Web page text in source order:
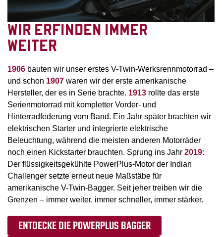
WIR ERFINDEN IMMER
WEITER
1906 bauten wir unser erstes V-Twin-Werksrennmotorrad –
und schon 1907 waren wir der erste amerikanische
Hersteller, der es in Serie brachte. 1913 rollte das erste
Serienmotorrad mit kompletter Vorder- und
Hinterradfederung vom Band. Ein Jahr später brachten wir
elektrischen Starter und integrierte elektrische
Beleuchtung, während die meisten anderen Motorräder
noch einen Kickstarter brauchten. Sprung ins Jahr 2019:
Der flüssigkeitsgekühlte PowerPlus-Motor der Indian
Challenger setzte erneut neue Maßstäbe für
amerikanische V-Twin-Bagger. Seit jeher treiben wir die
Grenzen – immer weiter, immer schneller, immer stärker.
ENTDECKE DIE POWERPLUS BAGGER